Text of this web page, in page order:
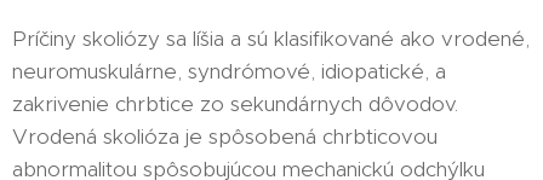
Príčiny skoliózy sa líšia a sú klasifikované ako vrodené,
neuromuskulárne, syndrómové, idiopatické, a
zakrivenie chrbtice zo sekundárnych dôvodov.
Vrodená skolióza je spôsobená chrbticovou
abnormalitou spôsobujúcou mechanickú odchýlku